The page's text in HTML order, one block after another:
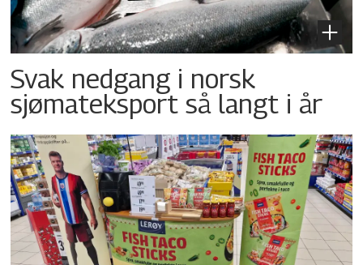
Svak nedgang i norsk
sjømateksport så langt i år